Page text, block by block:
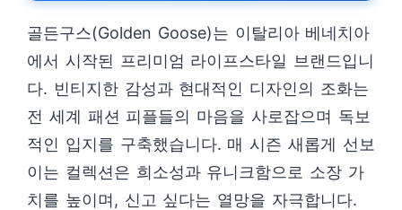
골든구스(Golden Goose)는 이탈리아 베네치아
에서 시작된 프리미엄 라이프스타일 브랜드입니
다. 빈티지한 감성과 현대적인 디자인의 조화는
전 세계 패션 피플들의 마음을 사로잡으며 독보
적인 입지를 구축했습니다. 매 시즌 새롭게 선보
이는 컬렉션은 희소성과 유니크함으로 소장 가
치를 높이며, 신고 싶다는 열망을 자극합니다.